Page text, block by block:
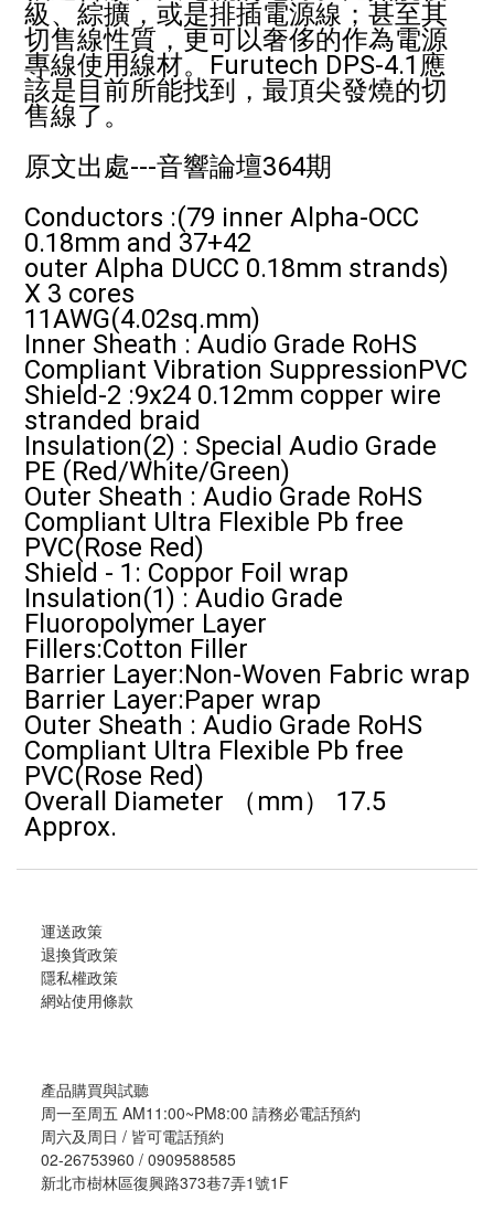
級、綜擴，或是排插電源線；甚至其
切售線性質，更可以奢侈的作為電源
專線使用線材。Furutech DPS-4.1應
該是目前所能找到，最頂尖發燒的切
售線了。
原文出處---音響論壇364期
Conductors :(79 inner Alpha-OCC
0.18mm and 37+42
outer Alpha DUCC 0.18mm strands)
X 3 cores
11AWG(4.02sq.mm)
Inner Sheath : Audio Grade RoHS
Compliant Vibration SuppressionPVC
Shield-2 :9x24 0.12mm copper wire
stranded braid
Insulation(2) : Special Audio Grade
PE (Red/White/Green)
Outer Sheath : Audio Grade RoHS
Compliant Ultra Flexible Pb free
PVC(Rose Red)
Shield - 1: Coppor Foil wrap
Insulation(1) : Audio Grade
Fluoropolymer Layer
Fillers:Cotton Filler
Barrier Layer:Non-Woven Fabric wrap
Barrier Layer:Paper wrap
Outer Sheath : Audio Grade RoHS
Compliant Ultra Flexible Pb free
PVC(Rose Red)
Overall Diameter （mm） 17.5
Approx.
運送政策
退換貨政策
隱私權政策
網站使用條款
產品購買與試聽
周一至周五 AM11:00~PM8:00 請務必電話預約
周六及周日 / 皆可電話預約
02-26753960 / 0909588585
新北市樹林區復興路373巷7弄1號1F